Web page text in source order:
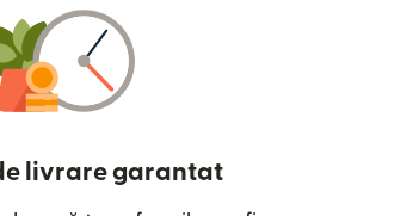
livrare garantat